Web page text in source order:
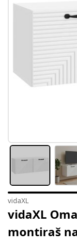
vidaXL
vidaXL
montiraš